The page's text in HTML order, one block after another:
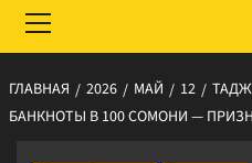
меню
ГЛАВНАЯ 2026 МАЙ 12
БАНКНОТЫ В 100 СОМОНИ —